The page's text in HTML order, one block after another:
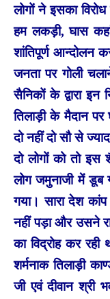
लोगों ने इसका
हम लकड़ी, घास
शांतिपूर्ण आन्दोलन
जनता पर गोली
सैनिकों के द्वारा इन
तिलाड़ी के मैदान
दो नहीं दो सौ से
दो लोगों को तो इस
लोग जमुनाजी में
गया। सारा देश
नहीं पड़ा और उसने
का विद्रोह कर
शर्मनाक तिलाड़ी
जी एवं दीवान श्री